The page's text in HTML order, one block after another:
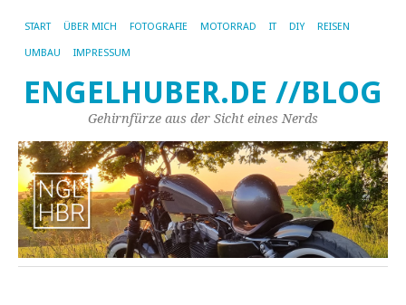
START ÜBER MICH FOTOGRAFIE MOTORRAD IT DIY REISEN
UMBAU IMPRESSUM
ENGELHUBER.DE //BLOG
Gehirnfürze aus der Sicht eines Nerds